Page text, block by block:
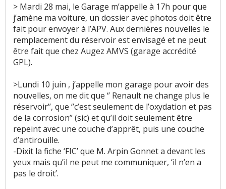
Puissance moteur et relances : 16aiment 38
n'aiment pas
Couple moteur:3aiment9n'aiment pas
Consommation:52 aiment45n'aiment pas
Autonomie :12aiment 1n'aime pas
Temps de charge: aime 1n'aime pas
Boîte de vitesses (agrément, longueur des
> Mardi 28 mai, le Garage m’appelle à 17h pour que
j’amène ma voiture, un dossier avec photos doit être
fait pour envoyer à l’APV. Aux dernières nouvelles le
remplacement du réservoir est envisagé et ne peut
être fait que chez Augez AMVS (garage accrédité
GPL).
>Lundi 10 juin , j’appelle mon garage pour avoir des
nouvelles, on me dit que ‘’ Renault ne change plus le
réservoir’’, que ‘’c’est seulement de l’oxydation et pas
de la corrosion’’ (sic) et qu’il doit seulement être
repeint avec une couche d’apprêt, puis une couche
d’antirouille.
-Dixit la fiche ‘FIC’ que M. Arpin Gonnet a devant les
yeux mais qu’il ne peut me communiquer, ‘il n’en a
pas le droit’.